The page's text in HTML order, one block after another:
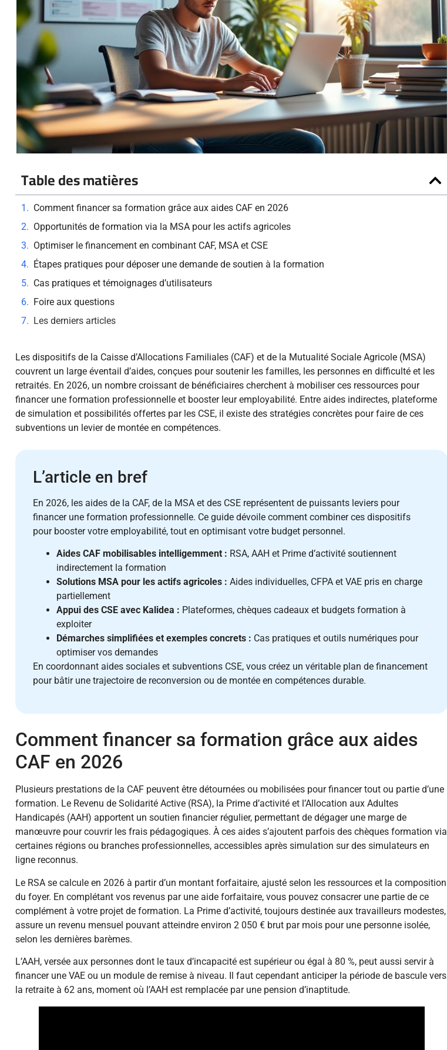
Table des matières
Comment financer sa formation grâce aux aides CAF en 2026
Opportunités de formation via la MSA pour les actifs agricoles
Optimiser le financement en combinant CAF, MSA et CSE
Étapes pratiques pour déposer une demande de soutien à la formation
Cas pratiques et témoignages d’utilisateurs
Foire aux questions
Les derniers articles
Les dispositifs de la Caisse d’Allocations Familiales (CAF) et de la Mutualité Sociale Agricole (MSA)
couvrent un large éventail d’aides, conçues pour soutenir les familles, les personnes en difficulté et les
retraités. En 2026, un nombre croissant de bénéficiaires cherchent à mobiliser ces ressources pour
financer une formation professionnelle et booster leur employabilité. Entre aides indirectes, plateforme
de simulation et possibilités offertes par les CSE, il existe des stratégies concrètes pour faire de ces
subventions un levier de montée en compétences.
L’article en bref
En 2026, les aides de la CAF, de la MSA et des CSE représentent de puissants leviers pour
financer une formation professionnelle. Ce guide dévoile comment combiner ces dispositifs
pour booster votre employabilité, tout en optimisant votre budget personnel.
Aides CAF mobilisables intelligemment : RSA, AAH et Prime d’activité soutiennent
indirectement la formation
Solutions MSA pour les actifs agricoles : Aides individuelles, CFPA et VAE pris en charge
partiellement
Appui des CSE avec Kalidea : Plateformes, chèques cadeaux et budgets formation à
exploiter
Démarches simplifiées et exemples concrets : Cas pratiques et outils numériques pour
optimiser vos demandes
En coordonnant aides sociales et subventions CSE, vous créez un véritable plan de financement
pour bâtir une trajectoire de reconversion ou de montée en compétences durable.
Comment financer sa formation grâce aux aides
CAF en 2026
Plusieurs prestations de la CAF peuvent être détournées ou mobilisées pour financer tout ou partie d’une
formation. Le Revenu de Solidarité Active (RSA), la Prime d’activité et l’Allocation aux Adultes
Handicapés (AAH) apportent un soutien financier régulier, permettant de dégager une marge de
manœuvre pour couvrir les frais pédagogiques. À ces aides s’ajoutent parfois des chèques formation via
certaines régions ou branches professionnelles, accessibles après simulation sur des simulateurs en
ligne reconnus.
Le RSA se calcule en 2026 à partir d’un montant forfaitaire, ajusté selon les ressources et la composition
du foyer. En complétant vos revenus par une aide forfaitaire, vous pouvez consacrer une partie de ce
complément à votre projet de formation. La Prime d’activité, toujours destinée aux travailleurs modestes,
assure un revenu mensuel pouvant atteindre environ 2 050 € brut par mois pour une personne isolée,
selon les dernières barèmes.
L’AAH, versée aux personnes dont le taux d’incapacité est supérieur ou égal à 80 %, peut aussi servir à
financer une VAE ou un module de remise à niveau. Il faut cependant anticiper la période de bascule vers
la retraite à 62 ans, moment où l’AAH est remplacée par une pension d’inaptitude.